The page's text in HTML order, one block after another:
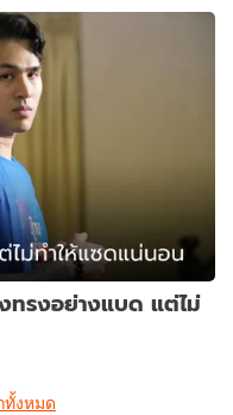
ทรงอย่างแบด แต่ไม่
งหมด